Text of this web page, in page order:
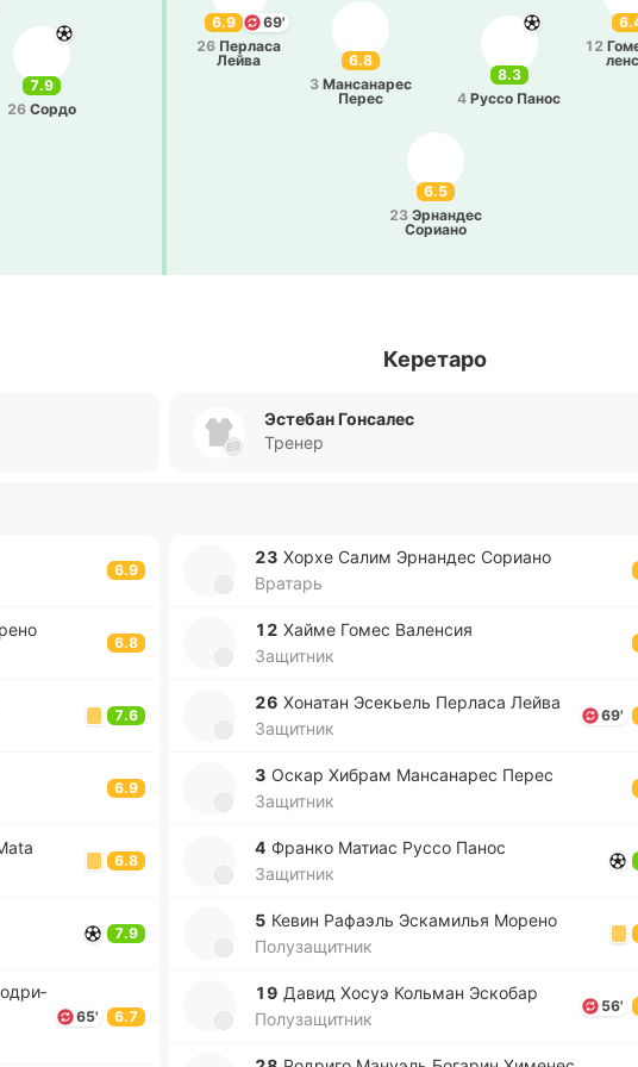
7.9
26 Сордо
6.5
23 Эрна­ндес
Со­риа­но
12
6.9
69'
26 Пе­рла­са
Лейва
6.8
3 Ма­нса­на­рес
Перес
8.3
4 Руссо Панос
Керетаро
Эстебан Гонсалес
Тренер
6.9
6.8
7.6
6.9
6.8
7.9
65' 6.7
23 Хорхе Салим Эрна­ндес Со­риа­но
Вратарь
12 Хайме Гомес Ва­ле­нсия
Защитник
26 Хо­на­тан Эсе­кьель Пе­рла­са Лейва
Защитник
69'
3 Оскар Хибрам Ма­нса­на­рес Перес
Защитник
4 Франко Матиас Руссо Панос
Защитник
5 Кевин Ра­фаэль Эска­ми­лья Морено
Полузащитник
19 Давид Хосуэ Ко­льман Эско­бар
Полузащитник
56'